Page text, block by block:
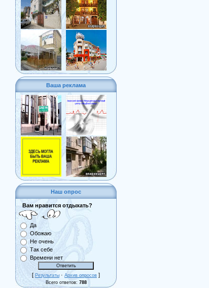
Ваша реклама
Наш опрос
Вам нравится отдыхать?
Да
Обожаю
Не очень
Так себе
Времени нет
[ Результаты · Архив опросов ]
Всего ответов: 788